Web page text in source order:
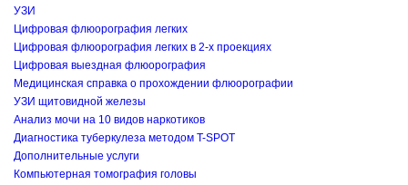
УЗИ
Цифровая флюорография легких
Цифровая флюорография легких в 2-х проекциях
Цифровая выездная флюорография
Медицинская справка о прохождении флюорографии
УЗИ щитовидной железы
Анализ мочи на 10 видов наркотиков
Диагностика туберкулеза методом T-SPOT
Дополнительные услуги
Компьютерная томография головы